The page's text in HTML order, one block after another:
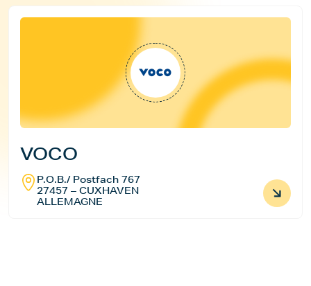
VOCO
P.O.B./ Postfach 767
27457 – CUXHAVEN
ALLEMAGNE